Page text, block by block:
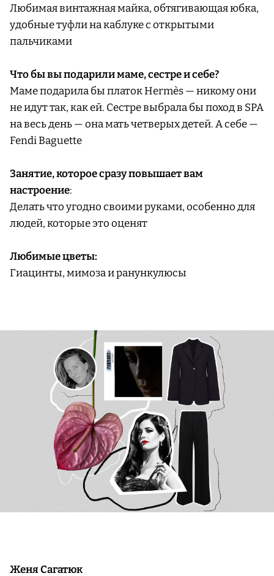
Любимая винтажная майка, обтягивающая юбка,
удобные туфли на каблуке с открытыми
пальчиками
Что бы вы подарили маме, сестре и себе?
Маме подарила бы платок Hermès — никому они
не идут так, как ей. Сестре выбрала бы поход в SPA
на весь день — она мать четверых детей. А себе —
Fendi Baguette
Занятие, которое сразу повышает вам
настроение:
Делать что угодно своими руками, особенно для
людей, которые это оценят
Любимые цветы:
Гиацинты, мимоза и ранункулюсы
Женя Сагатюк